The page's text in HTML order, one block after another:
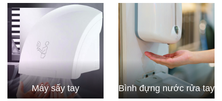
Máy sấy tay Bình đựng nước rửa tay